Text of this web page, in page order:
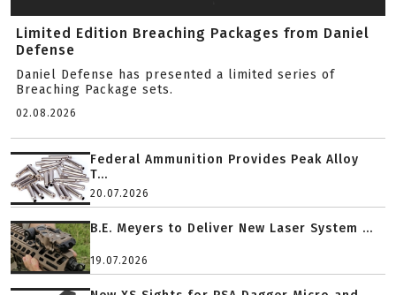
Limited Edition Breaching Packages from Daniel
Defense
Daniel Defense has presented a limited series of
Breaching Package sets.
02.08.2026
Federal Ammunition Provides Peak Alloy
T...
20.07.2026
B.E. Meyers to Deliver New Laser System ...
19.07.2026